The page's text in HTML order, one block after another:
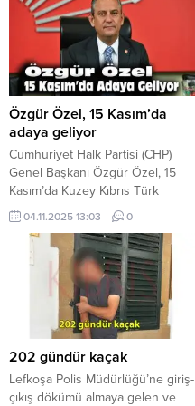
Özgür Özel, 15 Kasım’da
adaya geliyor
Cumhuriyet Halk Partisi (CHP)
Genel Başkanı Özgür Özel, 15
Kasım’da Kuzey Kıbrıs Türk
Cumhuriyeti’ne gelecek. KKTC’nin
42’nci kuruluş yıl dönümü
dolayısıyla düzenlenecek resmi
törenlere katılacak olan Özel,
Cumhurbaşkanı seçilen Tufan
Erhürman’a da “hayırlı olsun”
ziyaretinde bulunacak.
04.11.2025 13:03 0
202 gündür kaçak
Lefkoşa Polis Müdürlüğü’ne giriş-
çıkış dökümü almaya gelen ve